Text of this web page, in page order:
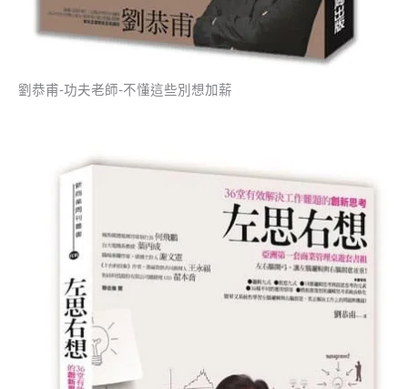
劉恭甫-功夫老師-不懂這些別想加薪